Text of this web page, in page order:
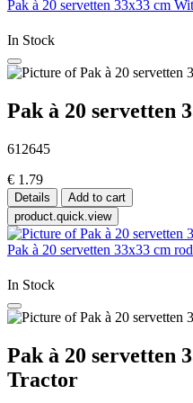
Pak à 20 servetten 33x33 cm
In Stock
Pak à 20 servetten
612645
€ 1.79
Details
Add to cart
product.quick.view
Pak à 20 servetten 33x33 cm
In Stock
Pak à 20 servetten
Tractor